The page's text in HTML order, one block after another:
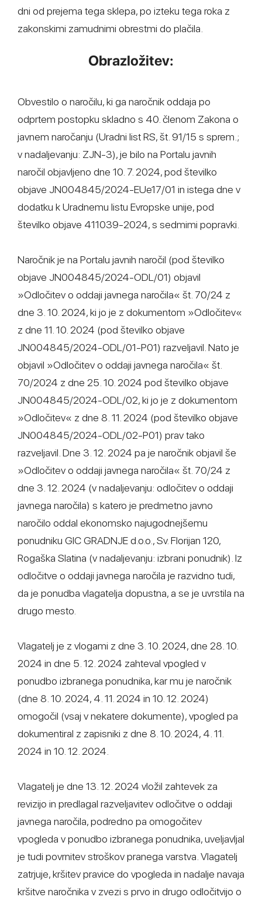
dni od prejema tega sklepa, po izteku tega roka z
zakonskimi zamudnimi obrestmi do plačila.
Obrazložitev:
Obvestilo o naročilu, ki ga naročnik oddaja po
odprtem postopku skladno s 40. členom Zakona o
javnem naročanju (Uradni list RS, št. 91/15 s sprem.;
v nadaljevanju: ZJN-3), je bilo na Portalu javnih
naročil objavljeno dne 10. 7. 2024, pod številko
objave JN004845/2024-EUe17/01 in istega dne v
dodatku k Uradnemu listu Evropske unije, pod
številko objave 411039-2024, s sedmimi popravki.
Naročnik je na Portalu javnih naročil (pod številko
objave JN004845/2024-ODL/01) objavil
»Odločitev o oddaji javnega naročila« št. 70/24 z
dne 3. 10. 2024, ki jo je z dokumentom »Odločitev«
z dne 11. 10. 2024 (pod številko objave
JN004845/2024-ODL/01-P01) razveljavil. Nato je
objavil »Odločitev o oddaji javnega naročila« št.
70/2024 z dne 25. 10. 2024 pod številko objave
JN004845/2024-ODL/02, ki jo je z dokumentom
»Odločitev« z dne 8. 11. 2024 (pod številko objave
JN004845/2024-ODL/02-P01) prav tako
razveljavil. Dne 3. 12. 2024 pa je naročnik objavil še
»Odločitev o oddaji javnega naročila« št. 70/24 z
dne 3. 12. 2024 (v nadaljevanju: odločitev o oddaji
javnega naročila) s katero je predmetno javno
naročilo oddal ekonomsko najugodnejšemu
ponudniku GIC GRADNJE d.o.o., Sv. Florijan 120,
Rogaška Slatina (v nadaljevanju: izbrani ponudnik). Iz
odločitve o oddaji javnega naročila je razvidno tudi,
da je ponudba vlagatelja dopustna, a se je uvrstila na
drugo mesto.
Vlagatelj je z vlogami z dne 3. 10. 2024, dne 28. 10.
2024 in dne 5. 12. 2024 zahteval vpogled v
ponudbo izbranega ponudnika, kar mu je naročnik
(dne 8. 10. 2024, 4. 11. 2024 in 10. 12. 2024)
omogočil (vsaj v nekatere dokumente), vpogled pa
dokumentiral z zapisniki z dne 8. 10. 2024, 4. 11.
2024 in 10. 12. 2024.
Vlagatelj je dne 13. 12. 2024 vložil zahtevek za
revizijo in predlagal razveljavitev odločitve o oddaji
javnega naročila, podredno pa omogočitev
vpogleda v ponudbo izbranega ponudnika, uveljavljal
je tudi povrnitev stroškov pranega varstva. Vlagatelj
zatrjuje, kršitev pravice do vpogleda in nadalje navaja
kršitve naročnika v zvezi s prvo in drugo odločitvijo o